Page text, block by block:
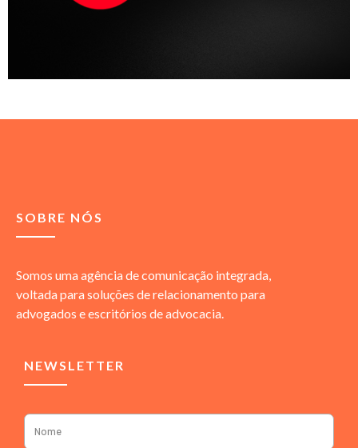
SOBRE NÓS
Somos uma agência de comunicação integrada,
voltada para soluções de relacionamento para
advogados e escritórios de advocacia.
NEWSLETTER